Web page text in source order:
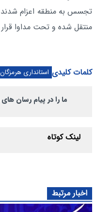
تجسس به منطقه اعزام شدند
منتقل شده و تحت مداوا قرار
کلمات کلیدی استانداری هرمزگان
ما را در پیام رسان های
لینک کوتاه
اخبار مرتبط